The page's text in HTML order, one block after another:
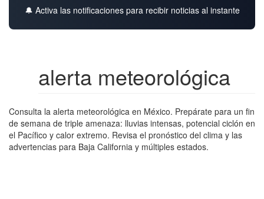
🔔 Activa las notificaciones para recibir noticias al instante
alerta meteorológica
Consulta la alerta meteorológica en México. Prepárate para un fin
de semana de triple amenaza: lluvias intensas, potencial ciclón en
el Pacífico y calor extremo. Revisa el pronóstico del clima y las
advertencias para Baja California y múltiples estados.